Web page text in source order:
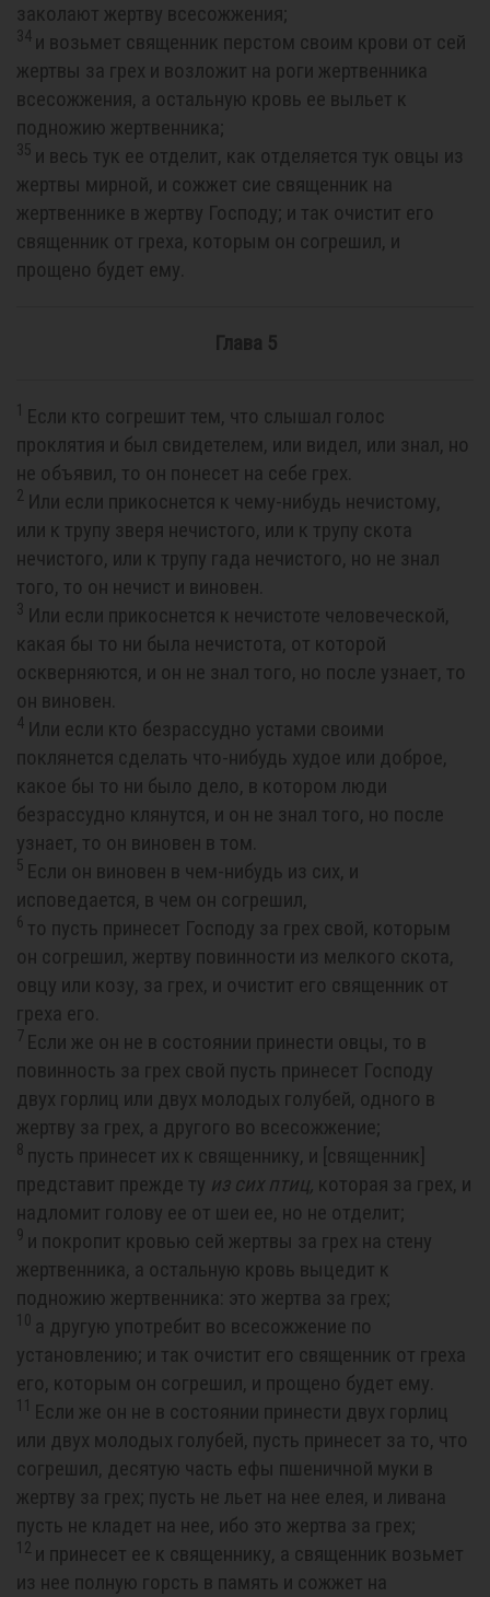
заколают жертву всесожжения;
34 и возьмет священник перстом своим крови от сей
жертвы за грех и возложит на роги жертвенника
всесожжения, а остальную кровь ее выльет к
подножию жертвенника;
35 и весь тук ее отделит, как отделяется тук овцы из
жертвы мирной, и сожжет сие священник на
жертвеннике в жертву Господу; и так очистит его
священник от греха, которым он согрешил, и
прощено будет ему.
Глава 5
Если кто согрешит тем, что слышал голос
проклятия и был свидетелем, или видел, или знал, но
не объявил, то он понесет на себе грех.
2 Или если прикоснется к чему-нибудь нечистому,
или к трупу зверя нечистого, или к трупу скота
нечистого, или к трупу гада нечистого, но не знал
того, то он нечист и виновен.
3 Или если прикоснется к нечистоте человеческой,
какая бы то ни была нечистота, от которой
оскверняются, и он не знал того, но после узнает, то
он виновен.
4 Или если кто безрассудно устами своими
поклянется сделать что-нибудь худое или доброе,
какое бы то ни было дело, в котором люди
безрассудно клянутся, и он не знал того, но после
узнает, то он виновен в том.
5 Если он виновен в чем-нибудь из сих, и
исповедается, в чем он согрешил,
6 то пусть принесет Господу за грех свой, которым
он согрешил, жертву повинности из мелкого скота,
овцу или козу, за грех, и очистит его священник от
греха его.
7 Если же он не в состоянии принести овцы, то в
повинность за грех свой пусть принесет Господу
двух горлиц или двух молодых голубей, одного в
жертву за грех, а другого во всесожжение;
8 пусть принесет их к священнику, и [священник]
представит прежде ту из сих птиц, которая за грех, и
надломит голову ее от шеи ее, но не отделит;
9 и покропит кровью сей жертвы за грех на стену
жертвенника, а остальную кровь выцедит к
подножию жертвенника: это жертва за грех;
10 а другую употребит во всесожжение по
установлению; и так очистит его священник от греха
его, которым он согрешил, и прощено будет ему.
Если же он не в состоянии принести двух горлиц
или двух молодых голубей, пусть принесет за то, что
согрешил, десятую часть ефы пшеничной муки в
жертву за грех; пусть не льет на нее елея, и ливана
пусть не кладет на нее, ибо это жертва за грех;
12 и принесет ее к священнику, а священник возьмет
из нее полную горсть в память и сожжет на